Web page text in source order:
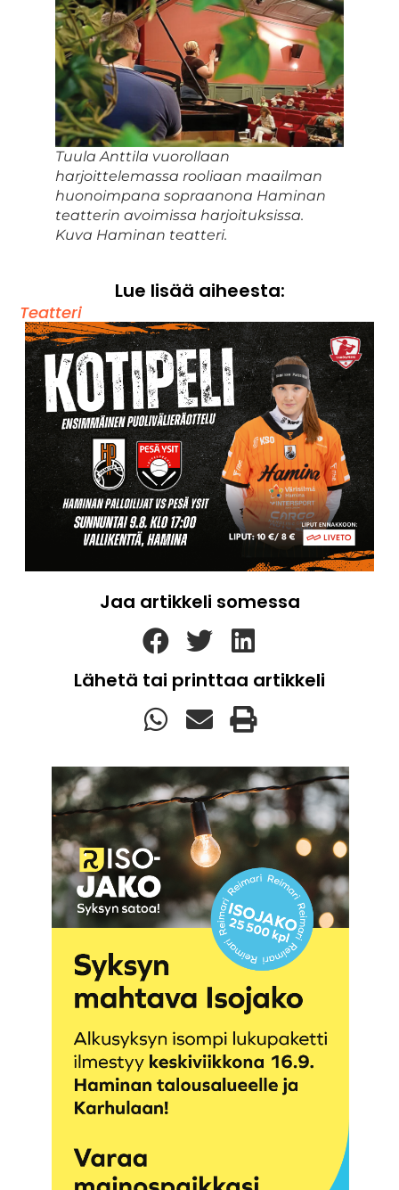
Tuula Anttila vuorollaan
harjoittelemassa rooliaan maailman
huonoimpana sopraanona Haminan
teatterin avoimissa harjoituksissa.
Kuva Haminan teatteri.
Lue lisää aiheesta:
Teatteri
Jaa artikkeli somessa
Lähetä tai printtaa artikkeli